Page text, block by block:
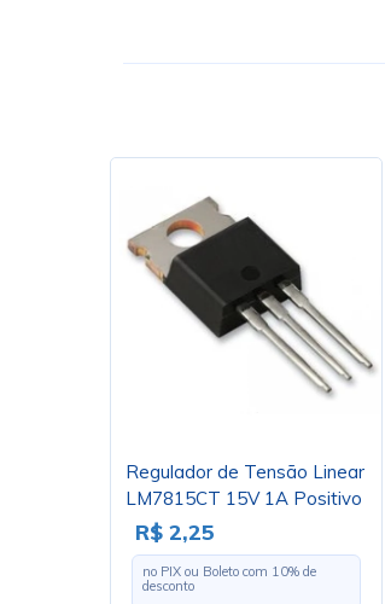
Regulador de Tensão Linear
LM7815CT 15V 1A Positivo
TO220 - Cód. Loja 382
R$ 2,25
no PIX ou Boleto com 10% de
desconto